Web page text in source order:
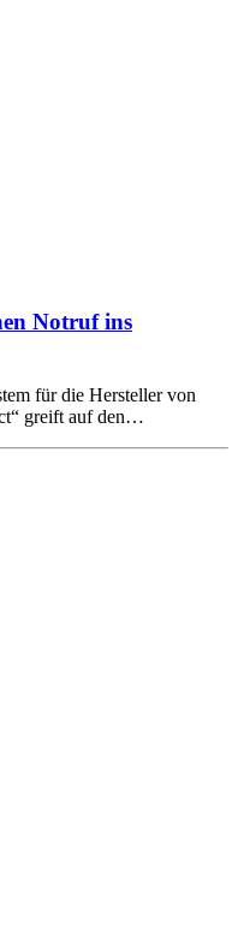
Notruf ins
für die Hersteller von
greift auf den…